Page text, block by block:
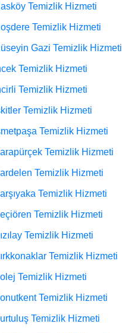
Temizlik Hizmeti
Temizlik Hizmeti
Gazi Temizlik Hizmeti
Temizlik Hizmeti
Temizlik Hizmeti
Temizlik Hizmeti
Temizlik Hizmeti
Temizlik Hizmeti
Temizlik Hizmeti
Temizlik Hizmeti
Temizlik Hizmeti
Temizlik Hizmeti
Temizlik Hizmeti
Temizlik Hizmeti
Temizlik Hizmeti
Temizlik Hizmeti